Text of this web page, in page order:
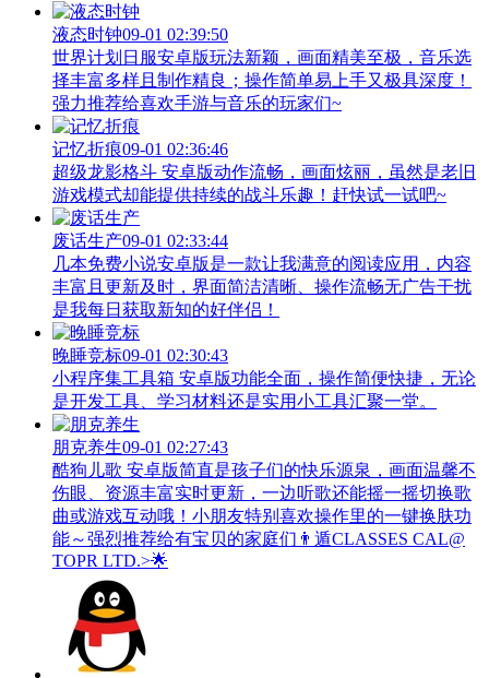
液态时钟09-01 02:39:50
世界计划日服安卓版玩法新颖，画面精美至极，音乐选
择丰富多样且制作精良；操作简单易上手又极具深度！
强力推荐给喜欢手游与音乐的玩家们~
记忆折痕09-01 02:36:46
超级龙影格斗 安卓版动作流畅，画面炫丽，虽然是老旧
游戏模式却能提供持续的战斗乐趣！赶快试一试吧~
废话生产09-01 02:33:44
几本免费小说安卓版是一款让我满意的阅读应用，内容
丰富且更新及时，界面简洁清晰、操作流畅无广告干扰
是我每日获取新知的好伴侣！
晚睡竞标09-01 02:30:43
小程序集工具箱 安卓版功能全面，操作简便快捷，无论
是开发工具、学习材料还是实用小工具汇聚一堂。
朋克养生09-01 02:27:43
酷狗儿歌 安卓版简直是孩子们的快乐源泉，画面温馨不
伤眼、资源丰富实时更新，一边听歌还能摇一摇切换歌
曲或游戏互动哦！小朋友特别喜欢操作里的一键换肤功
能～强烈推荐给有宝贝的家庭们👨‍遁️CLASSES CAL@
TOPR LTD.>🌟